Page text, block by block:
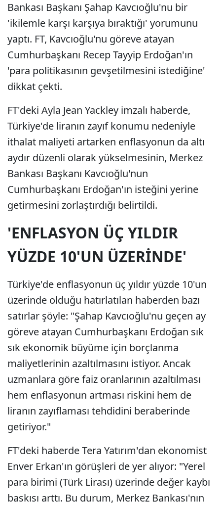
Bankası Başkanı Şahap Kavcıoğlu'nu bir
'ikilemle karşı karşıya bıraktığı' yorumunu
yaptı. FT, Kavcıoğlu'nu göreve atayan
Cumhurbaşkanı Recep Tayyip Erdoğan'ın
'para politikasının gevşetilmesini istediğine'
dikkat çekti.
FT'deki Ayla Jean Yackley imzalı haberde,
Türkiye'de liranın zayıf konumu nedeniyle
ithalat maliyeti artarken enflasyonun da altı
aydır düzenli olarak yükselmesinin, Merkez
Bankası Başkanı Kavcıoğlu'nun
Cumhurbaşkanı Erdoğan'ın isteğini yerine
getirmesini zorlaştırdığı belirtildi.
'ENFLASYON ÜÇ YILDIR
YÜZDE 10'UN ÜZERİNDE'
Türkiye'de enflasyonun üç yıldır yüzde 10'un
üzerinde olduğu hatırlatılan haberden bazı
satırlar şöyle: "Şahap Kavcıoğlu'nu geçen ay
göreve atayan Cumhurbaşkanı Erdoğan sık
sık ekonomik büyüme için borçlanma
maliyetlerinin azaltılmasını istiyor. Ancak
uzmanlara göre faiz oranlarının azaltılması
hem enflasyonun artması riskini hem de
liranın zayıflaması tehdidini beraberinde
getiriyor."
FT'deki haberde Tera Yatırım'dan ekonomist
Enver Erkan'ın görüşleri de yer alıyor: "Yerel
para birimi (Türk Lirası) üzerinde değer kaybı
baskısı arttı. Bu durum, Merkez Bankası'nın